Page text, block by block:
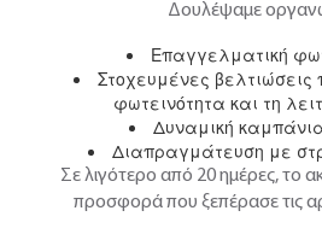
Δουλέψαμε
Επαγγελματική
Στοχευμένες βελτιώσεις
φωτεινότητα και τη
Δυναμική
Διαπραγμάτευση με
Σε λιγότερο από 20 ημέρες, το
προσφορά που ξεπέρασε τις